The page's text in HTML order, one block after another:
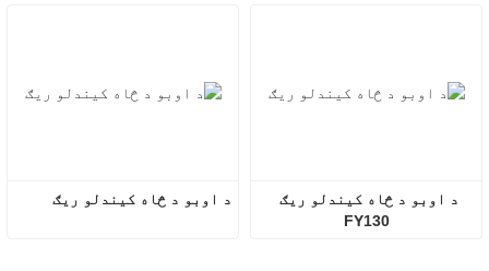
د اوبو د څاه کیندلو ریګ
FY130